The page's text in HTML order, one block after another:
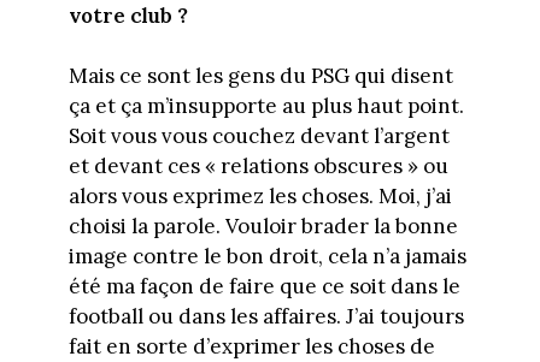
votre club ?
Mais ce sont les gens du PSG qui disent
ça et ça m’insupporte au plus haut point.
Soit vous vous couchez devant l’argent
et devant ces « relations obscures » ou
alors vous exprimez les choses. Moi, j’ai
choisi la parole. Vouloir brader la bonne
image contre le bon droit, cela n’a jamais
été ma façon de faire que ce soit dans le
football ou dans les affaires. J’ai toujours
fait en sorte d’exprimer les choses de